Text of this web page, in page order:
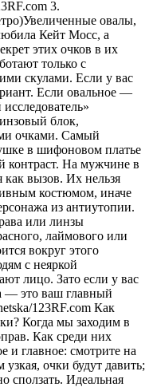
3.
овалы,
Кейт Мосс, а
этих очков в их
только с
скулами. Если у вас
Если овальное —
блок,
очками. Самый
в шифоновом платье
контраст. На мужчине в
вызов. Их нельзя
костюмом, иначе
из антиутопии.
или линзы
лаймового или
вокруг этого
с неяркой
лицо. Зато если у вас
— это ваш главный
123RF.com Как
Когда мы заходим в
Как среди них
и главное: смотрите на
очки будут давить;
сползать. Идеальная